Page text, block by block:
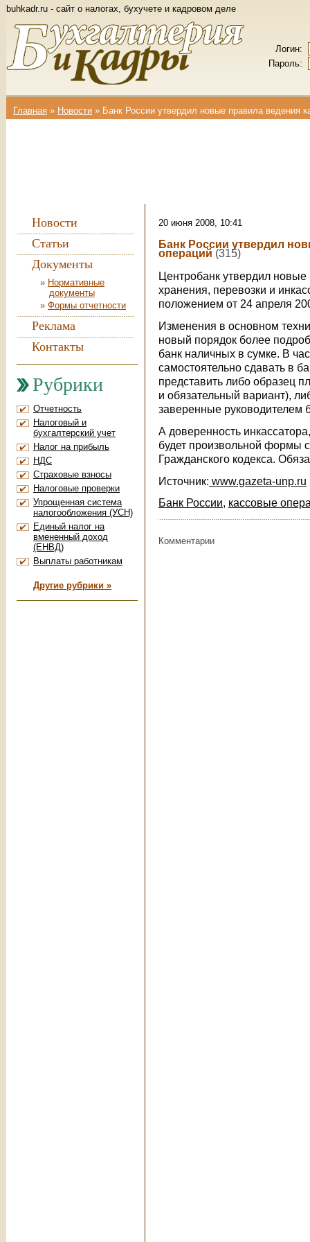
buhkadr.ru - сайт о налогах, бухучете и кадровом деле
Логин:
Пароль:
Вы здесь
Главная » Новости » Банк России утвердил новые правила ведения
Новости
Статьи
Документы
Нормативные
документы
Формы отчетности
Реклама
Контакты
Рубрики
Отчетность
Налоговый и
бухгалтерский учет
Налог на прибыль
НДС
Страховые взносы
Налоговые проверки
Упрощенная система
налогообложения (УСН)
Единый налог на
вмененный доход
(ЕНВД)
Выплаты работникам
Другие рубрики »
20 июня 2008, 10:41
Банк России утвердил
операций (315)
Центробанк утвердил
хранения, перевозки и
положением от 24 апреля
Изменения в основном
новый порядок более
банк наличных в сумке. В
самостоятельно сдавать в
представить либо образец
и обязательный вариант),
заверенные руководителем
А доверенность
будет произвольной формы
Гражданского кодекса.
Источник: www.gazeta-unp.ru
Банк России, кассовые
Комментарии